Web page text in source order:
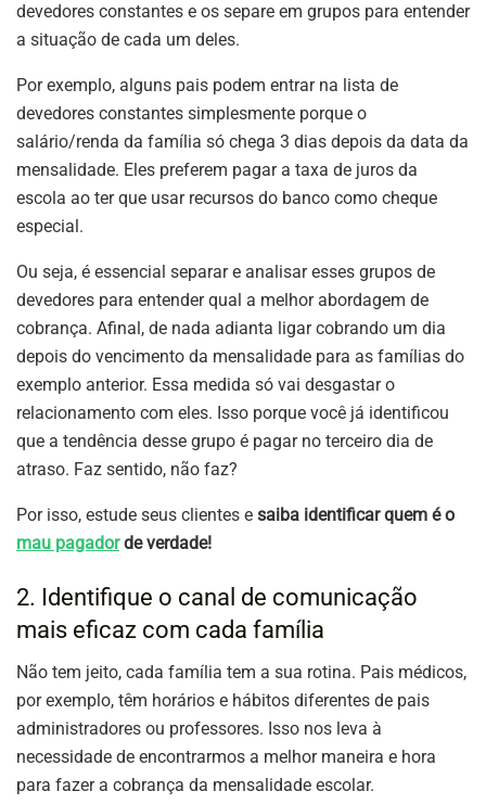
devedores constantes e os separe em grupos para entender
a situação de cada um deles.
Por exemplo, alguns pais podem entrar na lista de
devedores constantes simplesmente porque o
salário/renda da família só chega 3 dias depois da data da
mensalidade. Eles preferem pagar a taxa de juros da
escola ao ter que usar recursos do banco como cheque
especial.
Ou seja, é essencial separar e analisar esses grupos de
devedores para entender qual a melhor abordagem de
cobrança. Afinal, de nada adianta ligar cobrando um dia
depois do vencimento da mensalidade para as famílias do
exemplo anterior. Essa medida só vai desgastar o
relacionamento com eles. Isso porque você já identificou
que a tendência desse grupo é pagar no terceiro dia de
atraso. Faz sentido, não faz?
Por isso, estude seus clientes e saiba identificar quem é o
mau pagadorde verdade!
2. Identifique o canal de comunicação
mais eficaz com cada família
Não tem jeito, cada família tem a sua rotina. Pais médicos,
por exemplo, têm horários e hábitos diferentes de pais
administradores ou professores. Isso nos leva à
necessidade de encontrarmos a melhor maneira e hora
para fazer a cobrança da mensalidade escolar.